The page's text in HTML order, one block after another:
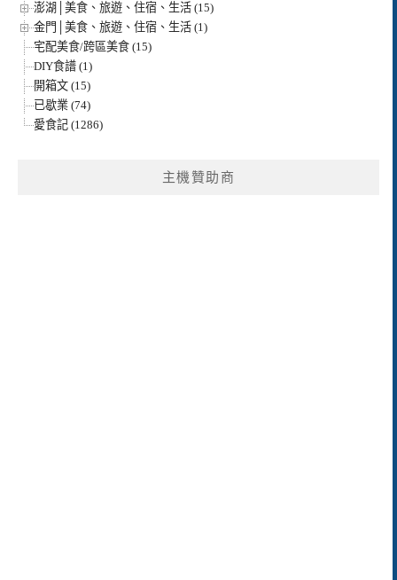
澎湖│美食、旅遊、住宿、生活 (15)
金門│美食、旅遊、住宿、生活 (1)
宅配美食/跨區美食 (15)
DIY食譜 (1)
開箱文 (15)
已歇業 (74)
愛食記 (1286)
主機贊助商